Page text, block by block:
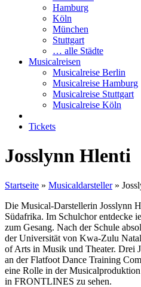
Hamburg
Köln
München
Stuttgart
… alle Städte
Musicalreisen
Musicalreise Berlin
Musicalreise Hamburg
Musicalreise Stuttgart
Musicalreise Köln
Tickets
Josslynn Hlenti
Startseite » Musicaldarsteller»
Die Musical-Darstellerin Josslynn
Südafrika. Im Schulchor entdecke
zum Gesang. Nach der Schule
der Universität von Kwa-Zulu
of Arts in Musik und Theater. Drei
an der Flatfoot Dance Training
eine Rolle in der
in FRONTLINES zu sehen.